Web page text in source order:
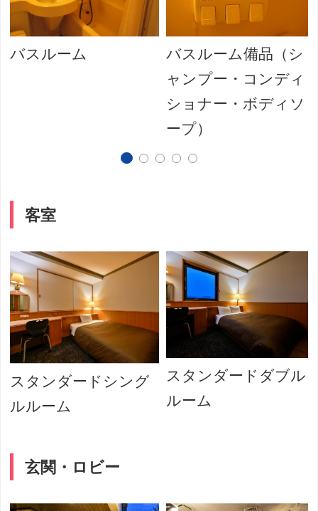
バスルーム
バスルーム備品（シ
ャンプー・コンディ
ショナー・ボディソ
ープ）
客室
スタンダードシング
ルルーム
スタンダードダブル
ルーム
玄関・ロビー